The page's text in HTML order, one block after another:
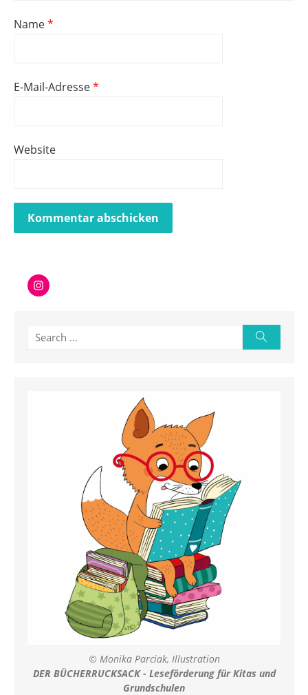
Name*
E-Mail-Adresse*
Website
Instagram
Search
© Monika Parciak, Illustration
DER BÜCHERRUCKSACK - Leseförderung für Kitas und
Grundschulen